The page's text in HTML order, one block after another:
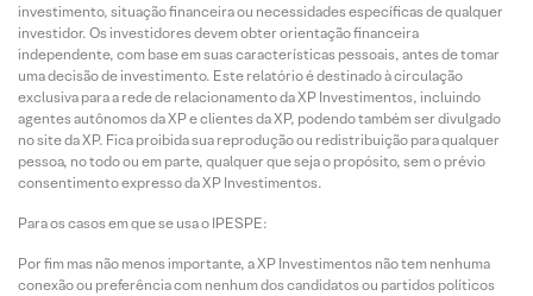
investimento, situação financeira ou necessidades específicas de qualquer
investidor. Os investidores devem obter orientação financeira
independente, com base em suas características pessoais, antes de tomar
uma decisão de investimento. Este relatório é destinado à circulação
exclusiva para a rede de relacionamento da XP Investimentos, incluindo
agentes autônomos da XP e clientes da XP, podendo também ser divulgado
no site da XP. Fica proibida sua reprodução ou redistribuição para qualquer
pessoa, no todo ou em parte, qualquer que seja o propósito, sem o prévio
consentimento expresso da XP Investimentos.
Para os casos em que se usa o IPESPE:
Por fim mas não menos importante, a XP Investimentos não tem nenhuma
conexão ou preferência com nenhum dos candidatos ou partidos políticos